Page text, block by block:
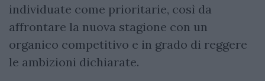
individuate come prioritarie, così da
affrontare la nuova stagione con un
organico competitivo e in grado di reggere
le ambizioni dichiarate.